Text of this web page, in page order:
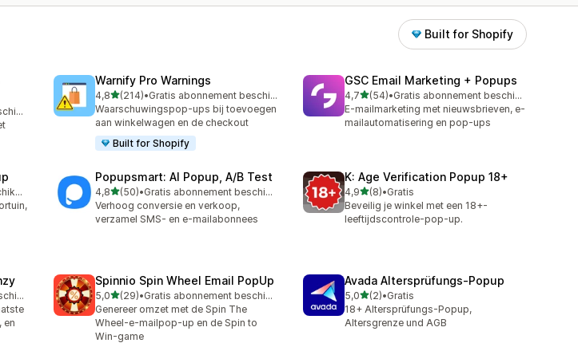
Built for Shopify
Gratis abonnement beschikbaar
Warnify Pro Warnings
4,8van 5 sterren
(214)
214 recensies in totaal
•
Gratis abonnement beschikbaar
Waarschuwingspop-ups bij toevoegen
aan winkelwagen en de checkout
Built for Shopify
GSC Email Marketing + Popups
4,7van 5 sterren
(54)
54 recensies in totaal
•
Gratis abonnement beschikbaar
E-mailmarketing met nieuwsbrieven, e-
mailautomatisering en pop-ups
Gratis abonnement beschikbaar
Popupsmart: AI Popup, A/B Test
4,8van 5 sterren
(50)
50 recensies in totaal
•
Gratis abonnement beschikbaar
Verhoog conversie en verkoop,
verzamel SMS- en e-mailabonnees
K: Age Verification Popup 18+
4,9van 5 sterren
(8)
8 recensies in totaal
•Gratis
Beveilig je winkel met een 18+-
leeftijdscontrole-pop-up.
Gratis proefperiode beschikbaar
en
Spinnio Spin Wheel Email PopUp
5,0van 5 sterren
(29)
29 recensies in totaal
•
Gratis abonnement beschikbaar
Genereer omzet met de Spin The
Wheel-e-mailpop-up en de Spin to
Win-game
Avada Altersprüfungs‑Popup
5,0van 5 sterren
(2)
2 recensies in totaal
•Gratis
18+ Altersprüfungs-Popup,
Altersgrenze und AGB